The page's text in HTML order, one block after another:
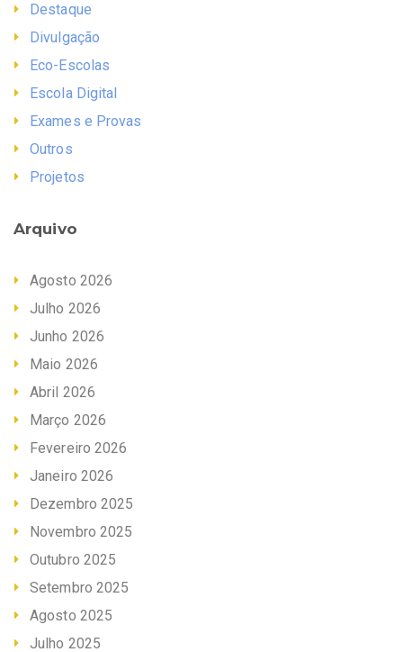
Destaque
Divulgação
Eco-Escolas
Escola Digital
Exames e Provas
Outros
Projetos
Arquivo
Agosto 2026
Julho 2026
Junho 2026
Maio 2026
Abril 2026
Março 2026
Fevereiro 2026
Janeiro 2026
Dezembro 2025
Novembro 2025
Outubro 2025
Setembro 2025
Agosto 2025
Julho 2025